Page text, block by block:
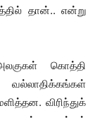
தான்.. என்று
கொத்தி
வல்லாதிக்கங்கள்
விரிந்துக்